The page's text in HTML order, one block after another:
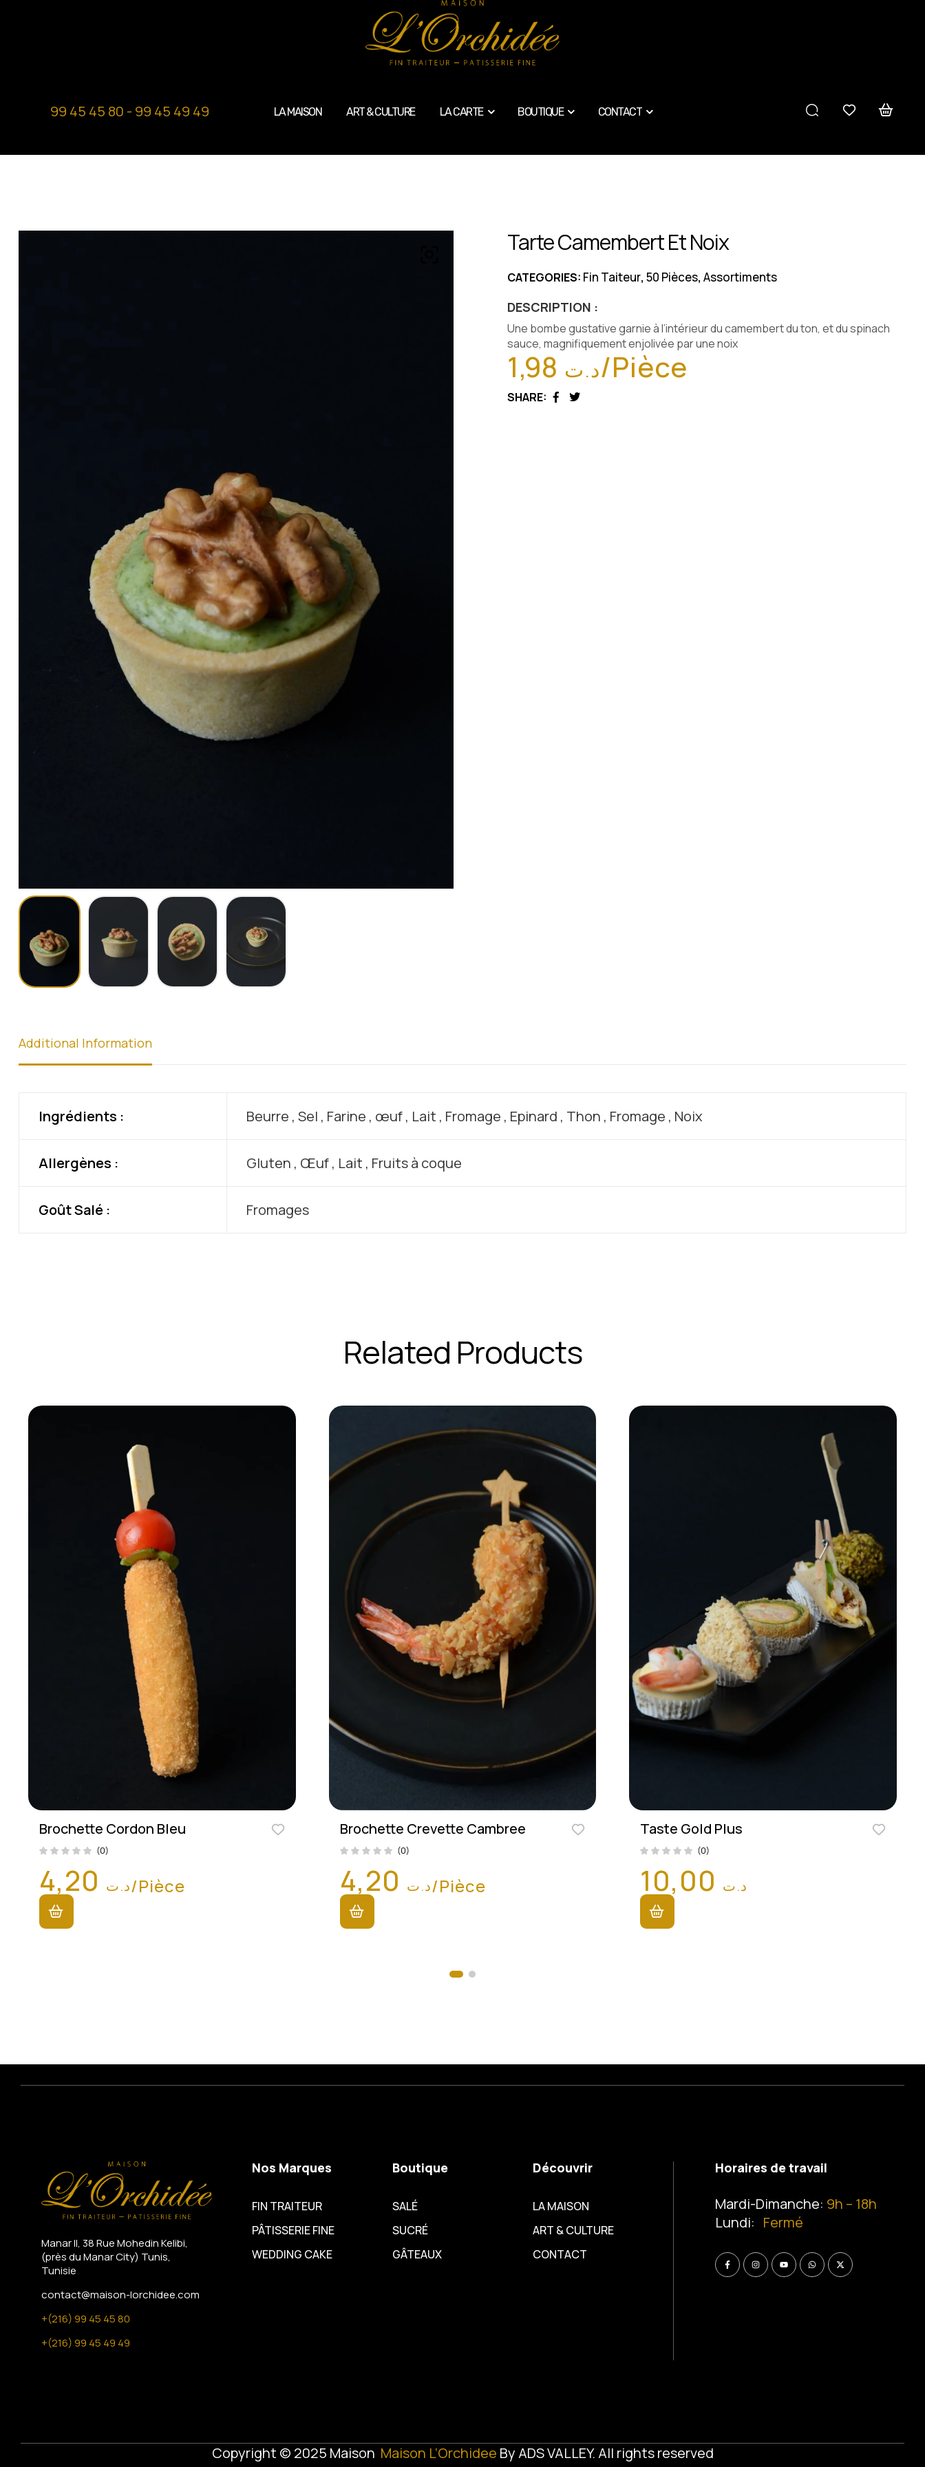
99 45 45 80 - 99 45 49 49 LA MAISON ART & CULTURE LA CARTE BOUTIQUE CONTACT
Tarte Camembert Et Noix
CATEGORIES: Fin Taiteur, 50 Pièces, Assortiments
DESCRIPTION :
Une bombe gustative garnie à l’intérieur du camembert du ton, et du spinach
sauce, magnifiquement enjolivée par une noix
د.ت/Pièce
SHARE:
Facebook
Twitter
Additional Information
Ingrédients : Beurre , Sel , Farine , œuf , Lait , Fromage , Epinard , Thon , Fromage , Noix
Allergènes : Gluten , Œuf , Lait , Fruits à coque
Goût Salé : Fromages
Related Products
Brochette Cordon Bleu
(0)
د.ت/Pièce
Brochette Crevette Cambree
(0)
د.ت/Pièce
Taste Gold Plus
(0)
د.ت
Manar II, 38 Rue Mohedin Kelibi,
(près du Manar City) Tunis,
Tunisie
contact@maison-lorchidee.com
+(216) 99 45 45 80
+(216) 99 45 49 49
Nos Marques
FIN TRAITEUR
PÂTISSERIE FINE
WEDDING CAKE
Boutique
SALÉ
SUCRÉ
GÂTEAUX
Découvrir
LA MAISON
ART & CULTURE
CONTACT
Horaires de travail
Mardi-Dimanche: 9h – 18h
Lundi: Fermé
Copyright © 2025 Maison Maison L’Orchidee By ADS VALLEY. All rights reserved